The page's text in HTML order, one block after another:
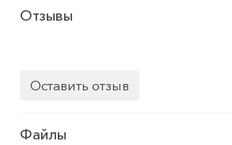
Отзывы
Оставить отзыв
Файлы